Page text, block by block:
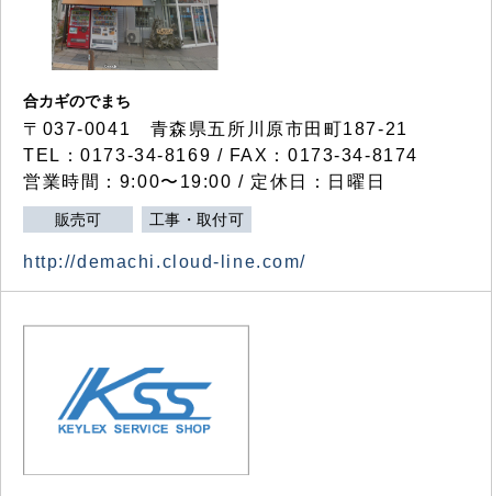
合カギのでまち
〒037-0041 青森県五所川原市田町187-21
TEL：0173-34-8169 / FAX：0173-34-8174
営業時間：9:00〜19:00 / 定休日：日曜日
販売可 工事・取付可
http://demachi.cloud-line.com/